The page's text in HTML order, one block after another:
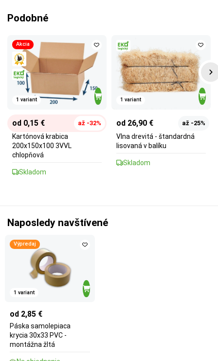
Podobné
Akcia
1 variant
od 0,15 € až -32%
Kartónová krabica
200x150x100 3VVL
chlopňová
Skladom
1 variant
od 26,90 € až -25%
Vlna drevitá - štandardná
lisovaná v balíku
Skladom
Naposledy navštívené
Výpredaj
1 variant
od 2,85 €
Páska samolepiaca
krycia 30x33 PVC -
montážna žltá